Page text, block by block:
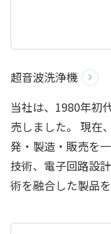
超音波洗浄機
当社は、1980年初
売しました。 現在
発・製造・販売を
技術、電子回路設
術を融合した製品